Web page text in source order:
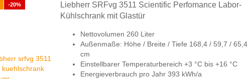
-20%
Liebherr SRFvg 3511 Scientific Perfomance Labor-
Kühlschrank mit Glastür
Nettovolumen 260 Liter
Außenmaße: Höhe / Breite / Tiefe 168,4 / 59,7 / 65,4
cm
Einstellbarer Temperaturbereich +3 °C bis +16 °C
Energieverbrauch pro Jahr 393 kWh/a